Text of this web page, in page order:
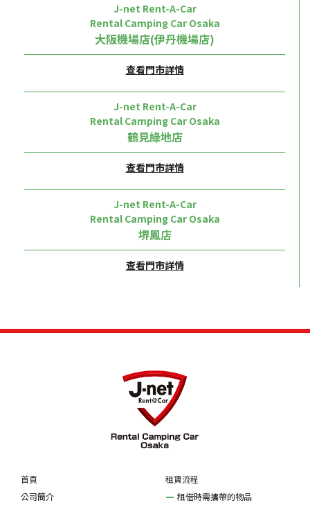
J-net Rent-A-Car
Rental Camping Car Osaka
大阪機場店(伊丹機場店)
查看門市詳情
J-net Rent-A-Car
Rental Camping Car Osaka
鶴見綠地店
查看門市詳情
J-net Rent-A-Car
Rental Camping Car Osaka
堺鳳店
查看門市詳情
首頁
公司簡介
租賃流程
租借時需攜帶的物品